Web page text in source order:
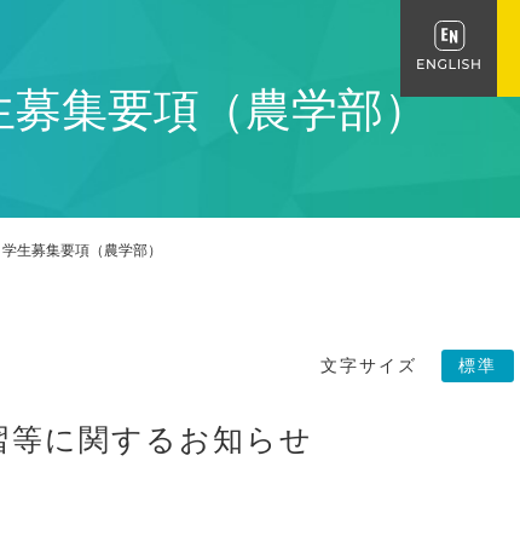
集要項（農学部）
生募集要項（農学部）
等に関するお知らせ
文字サイズ 標準